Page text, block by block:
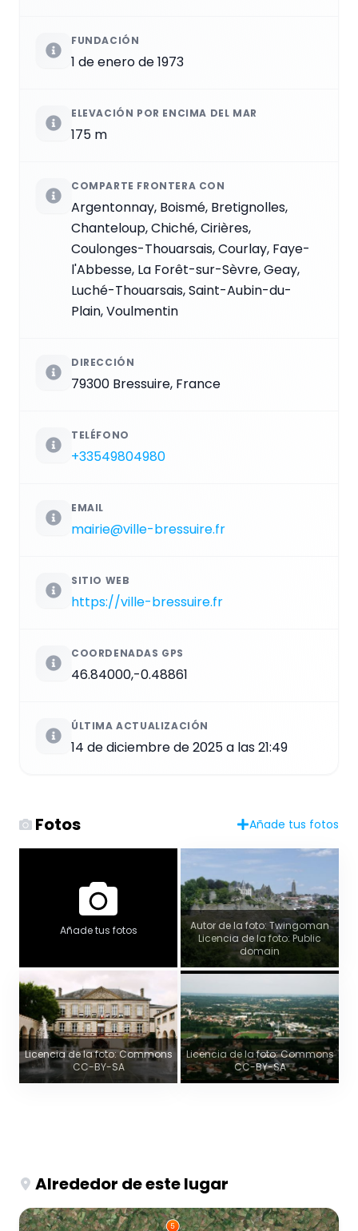
FUNDACIÓN
1 de enero de 1973
ELEVACIÓN POR ENCIMA DEL MAR
175 m
COMPARTE FRONTERA CON
Argentonnay, Boismé, Bretignolles,
Chanteloup, Chiché, Cirières,
Coulonges-Thouarsais, Courlay, Faye-
l'Abbesse, La Forêt-sur-Sèvre, Geay,
Luché-Thouarsais, Saint-Aubin-du-
Plain, Voulmentin
DIRECCIÓN
79300 Bressuire, France
TELÉFONO
+33549804980
EMAIL
mairie@ville-bressuire.fr
SITIO WEB
https://ville-bressuire.fr
COORDENADAS GPS
46.84000,-0.48861
ÚLTIMA ACTUALIZACIÓN
14 de diciembre de 2025 a las 21:49
Fotos Añade tus fotos
Añade tus fotos
Autor de la foto: Twingoman
Licencia de la foto: Public
domain
Licencia de la foto: Commons
CC-BY-SA
Licencia de la foto: Commons
CC-BY-SA
Alrededor de este lugar